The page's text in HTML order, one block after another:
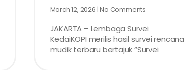
March 12, 2026 No Comments
JAKARTA – Lembaga Survei
KedaiKOPI merilis hasil survei rencana
mudik terbaru bertajuk “Survei